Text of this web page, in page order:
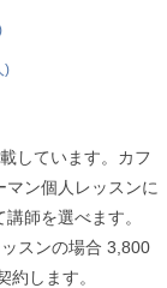
)
しています。カフ
マン個人レッスンに
師を選べます。
スンの場合 3,800
します。